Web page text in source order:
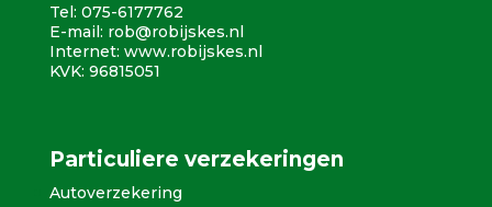
Tel: 075-6177762
E-mail: rob@robijskes.nl
Internet: www.robijskes.nl
KVK: 96815051
Particuliere verzekeringen
Autoverzekering